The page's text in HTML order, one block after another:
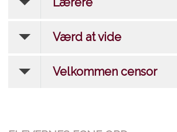
Værd at vide
Velkommen censor